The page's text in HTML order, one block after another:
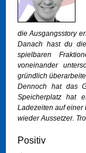
die Ausgangsstory
Danach hast du
spielbaren
voneinander
gründlich
Dennoch hat das
Speicherplatz hat
Ladezeiten auf einer
wieder Aussetzer.
Positiv